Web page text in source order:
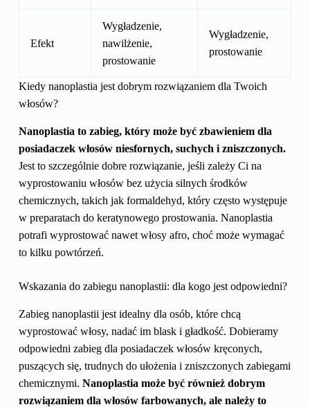
Efekt
Wygładzenie,
nawilżenie,
prostowanie
Wygładzenie,
prostowanie
Kiedy nanoplastia jest dobrym rozwiązaniem dla Twoich
włosów?
Nanoplastia to zabieg, który może być zbawieniem dla
posiadaczek włosów niesfornych, suchych i zniszczonych.
Jest to szczególnie dobre rozwiązanie, jeśli zależy Ci na
wyprostowaniu włosów bez użycia silnych środków
chemicznych, takich jak formaldehyd, który często występuje
w preparatach do keratynowego prostowania. Nanoplastia
potrafi wyprostować nawet włosy afro, choć może wymagać
to kilku powtórzeń.
Wskazania do zabiegu nanoplastii: dla kogo jest odpowiedni?
Zabieg nanoplastii jest idealny dla osób, które chcą
wyprostować włosy, nadać im blask i gładkość. Dobieramy
odpowiedni zabieg dla posiadaczek włosów kręconych,
puszących się, trudnych do ułożenia i zniszczonych zabiegami
chemicznymi. Nanoplastia może być również dobrym
rozwiązaniem dla włosów farbowanych, ale należy to